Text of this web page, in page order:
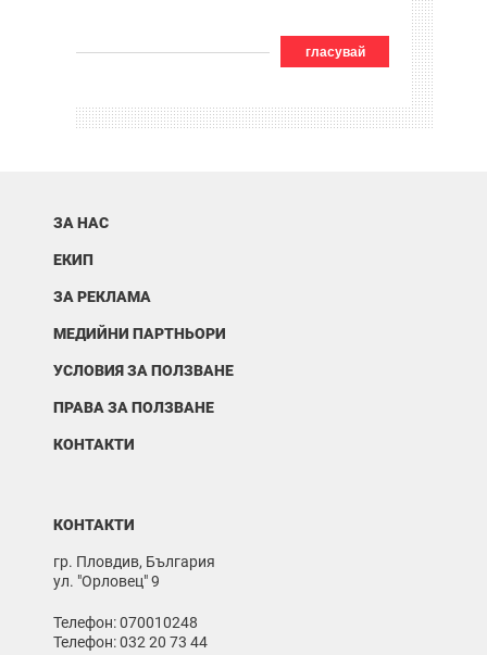
гласувай
ЗА НАС
ЕКИП
ЗА РЕКЛАМА
МЕДИЙНИ ПАРТНЬОРИ
УСЛОВИЯ ЗА ПОЛЗВАНЕ
ПРАВА ЗА ПОЛЗВАНЕ
КОНТАКТИ
КОНТАКТИ
гр. Пловдив, България
ул. "Орловец" 9
Телефон: 070010248
Телефон: 032 20 73 44